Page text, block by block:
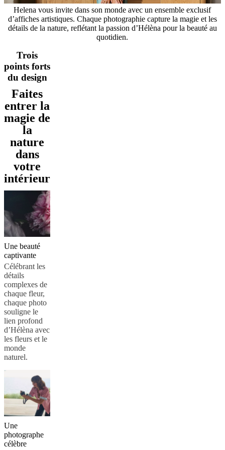
cuirMobiliers
d'expositionPiècesSéjoursSalles
Aménagements
extérieursPetits
espaces
Bureaux
+
Helena
Christensen
clientsContact
de
livraisonEntretien
meublesInstructions
d’assemblage
Décoration
d'IntérieurCommandez
des
échantillons
Trouver
magasin À
propos
de
BoConcept
de
l’entreprise
presseSavoir-
faire
et
qualitéRencontre
avec
nos
designersPersonnalisation
and
certificationsDéclaration
d’accessibilité
franchisé
Program
news
Helena vous invite dans son monde avec un ensemble exclusif
d’affiches artistiques. Chaque photographie capture la magie et les
détails de la nature, reflétant la passion d’Hélèna pour la beauté au
quotidien.
Trois
points forts
du design
Faites
entrer la
magie de
la
nature
dans
votre
intérieur
Une beauté
captivante
Célébrant les
détails
complexes de
chaque fleur,
chaque photo
souligne le
lien profond
d’Hélèna avec
les fleurs et le
monde
naturel.
Une
photographe
célèbre